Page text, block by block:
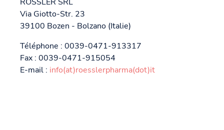
Via Giotto-Str. 23
39100 Bozen - Bolzano (Italie)
Téléphone : 0039-0471-913317
Fax : 0039-0471-915054
E-mail : info(at)roesslerpharma(dot)it